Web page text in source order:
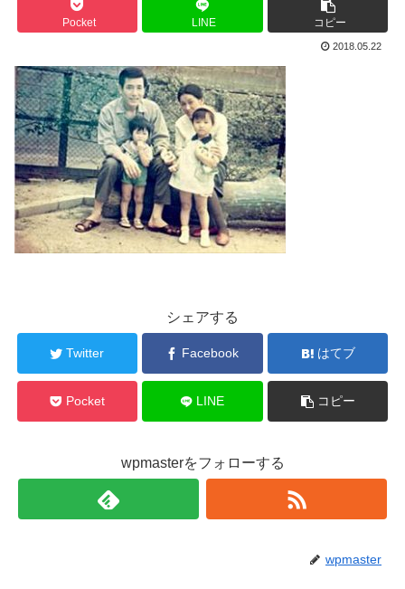
Pocket LINE コピー
2018.05.22
シェアする
Twitter Facebook はてブ
Pocket LINE コピー
wpmasterをフォローする
wpmaster